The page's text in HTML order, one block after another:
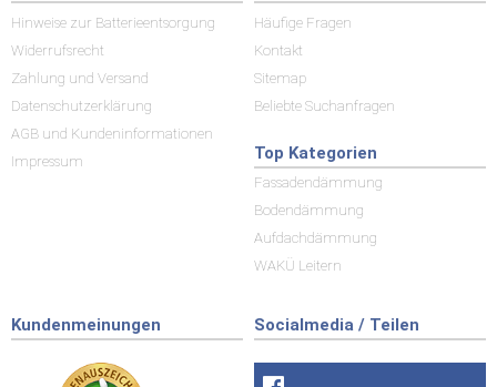
Hinweise zur Batterieentsorgung
Widerrufsrecht
Zahlung und Versand
Datenschutzerklärung
AGB und Kundeninformationen
Impressum
Häufige Fragen
Kontakt
Sitemap
Beliebte Suchanfragen
Top Kategorien
Fassadendämmung
Bodendämmung
Aufdachdämmung
WAKÜ Leitern
Kundenmeinungen Socialmedia / Teilen